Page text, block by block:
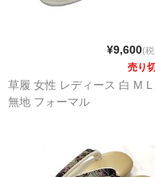
¥9,600(
売り
草履 女性 レディース 白 M L
無地 フォーマル